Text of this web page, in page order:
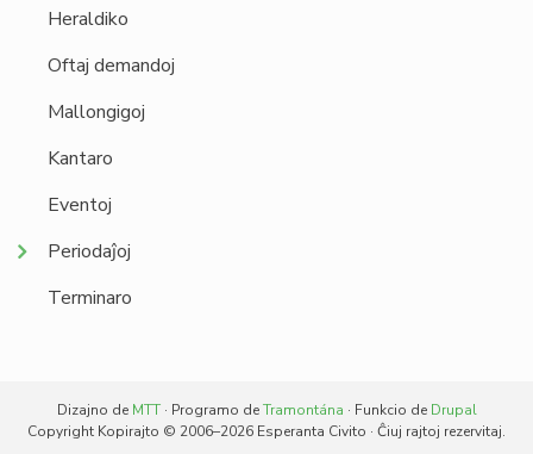
Heraldiko
Oftaj demandoj
Mallongigoj
Kantaro
Eventoj
Periodaĵoj
Terminaro
Dizajno de MTT· Programo deTramontána · Funkcio de Drupal
Copyright Kopirajto © 2006–2026 Esperanta Civito · Ĉiuj rajtoj rezervitaj.